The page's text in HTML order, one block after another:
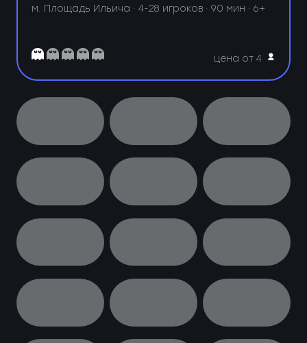
м. Площадь Ильича ·4-28 игроков · 90 мин · 6+
цена от 4